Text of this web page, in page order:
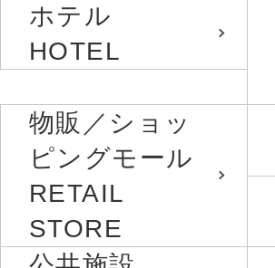
ホテル
HOTEL
物販／ショッ
ピングモール
RETAIL
STORE